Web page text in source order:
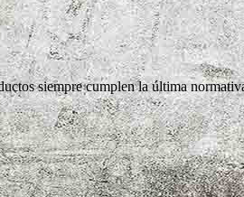
siempre cumplen la última